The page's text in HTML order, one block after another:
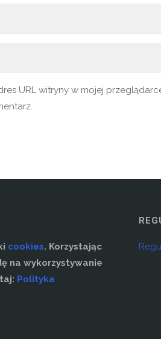
URL witryny w mojej
cookies. Korzystając
na wykorzystywanie
Polityka